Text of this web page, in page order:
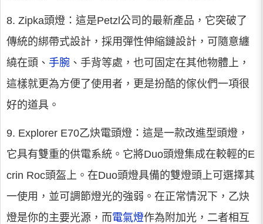
8. Zipka頭燈：這是Petzl公司的最新產品，它突破了
傳統的綁帶式設計，採用彈性伸縮鏈設計，可隨意纏
繞在頭、 手腕 、手背等處，也可固定在其他物體上，
這樣就更為方便了使用者，更是扮酷的傢伙們一項很
好的道具。
9. Explorer E70乙炔電頭燈：這是一款改進型頭燈，
它具有雙重的供電系統。它將Duo頭燈集成在較輕的E
crin Roc頭盔上。在Duo頭燈具備的雙燈頭上可選擇其
一使用，並可調節燈光的強弱。在正常情況下，乙炔
燈是你的主要光源，而電氣燈作為附加光，二者相互